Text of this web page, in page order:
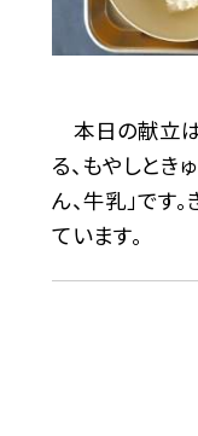
本日の献立は
る、もやしとき
ん、牛乳」です
ています。